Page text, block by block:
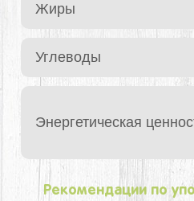
Жиры
Углеводы
Энергетическая
Рекомендации по